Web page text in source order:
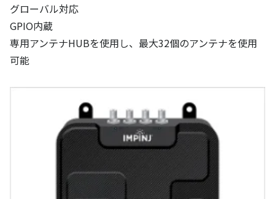
グローバル対応
GPIO内蔵
専用アンテナHUBを使用し、最大32個のアンテナを使用
可能